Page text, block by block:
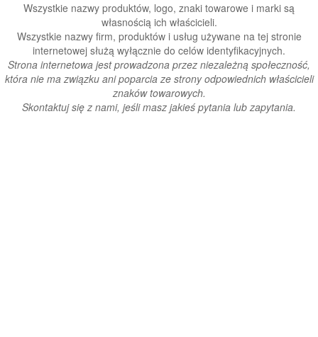
Wszystkie nazwy produktów, logo, znaki towarowe i marki są
własnością ich właścicieli.
Wszystkie nazwy firm, produktów i usług używane na tej stronie
internetowej służą wyłącznie do celów identyfikacyjnych.
Strona internetowa jest prowadzona przez niezależną społeczność,
która nie ma związku ani poparcia ze strony odpowiednich właścicieli
znaków towarowych.
Skontaktuj się z nami, jeśli masz jakieś pytania lub zapytania.